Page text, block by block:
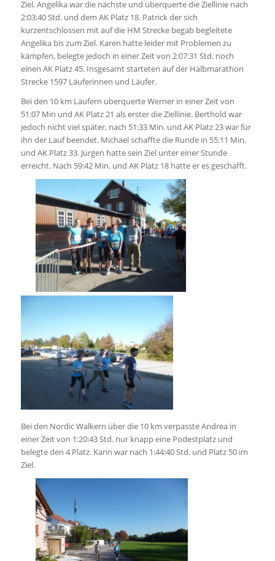
Ziel. Angelika war die nächste und überquerte die Ziellinie nach
2:03:40 Std. und dem AK Platz 18. Patrick der sich
kurzentschlossen mit auf die HM Strecke begab begleitete
Angelika bis zum Ziel. Karen hatte leider mit Problemen zu
kämpfen, belegte jedoch in einer Zeit von 2:07:31 Std. noch
einen AK Platz 45. Insgesamt starteten auf der Halbmarathon
Strecke 1597 Läuferinnen und Läufer.
Bei den 10 km Läufern überquerte Werner in einer Zeit von
51:07 Min und AK Platz 21 als erster die Ziellinie. Berthold war
jedoch nicht viel später, nach 51:33 Min. und AK Platz 23 war für
ihn der Lauf beendet. Michael schaffte die Runde in 55:11 Min.
und AK Platz 33. Jürgen hatte sein Ziel unter einer Stunde
erreicht. Nach 59:42 Min. und AK Platz 18 hatte er es geschafft.
Bei den Nordic Walkern über die 10 km verpasste Andrea in
einer Zeit von 1:20:43 Std. nur knapp eine Podestplatz und
belegte den 4 Platz. Karin war nach 1:44:40 Std. und Platz 50 im
Ziel.